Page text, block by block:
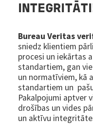
Bureau Veritas
sniedz klientiem
procesi un iekārtas
standartiem, gan
un normatīviem, kā
standartiem un
Pakalpojumi aptver
drošības un vides
un aktīvu